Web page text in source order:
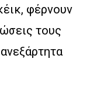
φέρνουν
τους